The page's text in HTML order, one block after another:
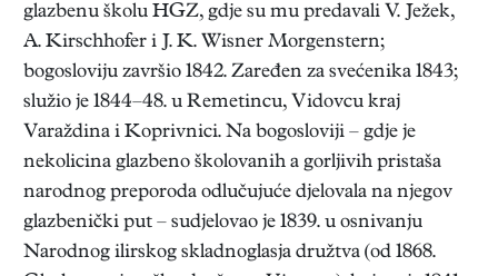
glazbenu školu HGZ, gdje su mu predavali V. Ježek,
A. Kirschhofer i J. K. Wisner Morgenstern;
bogosloviju završio 1842. Zaređen za svećenika 1843;
služio je 1844–48. u Remetincu, Vidovcu kraj
Varaždina i Koprivnici. Na bogosloviji – gdje je
nekolicina glazbeno školovanih a gorljivih pristaša
narodnog preporoda odlučujuće djelovala na njegov
glazbenički put – sudjelovao je 1839. u osnivanju
Narodnog ilirskog skladnoglasja družtva (od 1868.